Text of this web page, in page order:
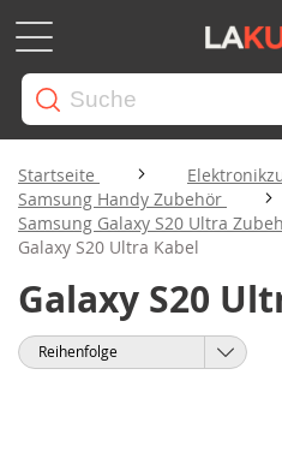
Startseite
Samsung Handy Zubehör
Samsung Galaxy S20 Ultra
Galaxy S20 Ultra Kabel
Galaxy S20
Sortieren